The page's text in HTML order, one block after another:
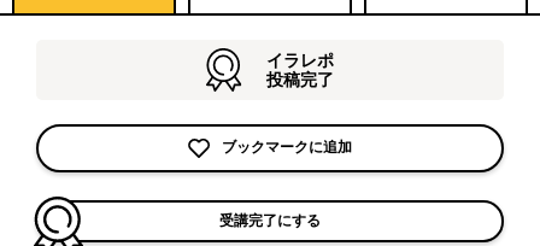
イラレポ
投稿完了
ブックマークに追加
受講完了にする